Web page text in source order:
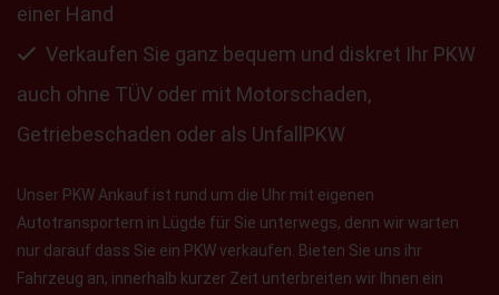
einer Hand
Verkaufen Sie ganz bequem und diskret Ihr PKW
auch ohne TÜV oder mit Motorschaden,
Getriebeschaden oder als UnfallPKW
Unser PKW Ankauf ist rund um die Uhr mit eigenen
Autotransportern in Lügde für Sie unterwegs, denn wir warten
nur darauf dass Sie ein PKW verkaufen. Bieten Sie uns ihr
Fahrzeug an, innerhalb kurzer Zeit unterbreiten wir Ihnen ein